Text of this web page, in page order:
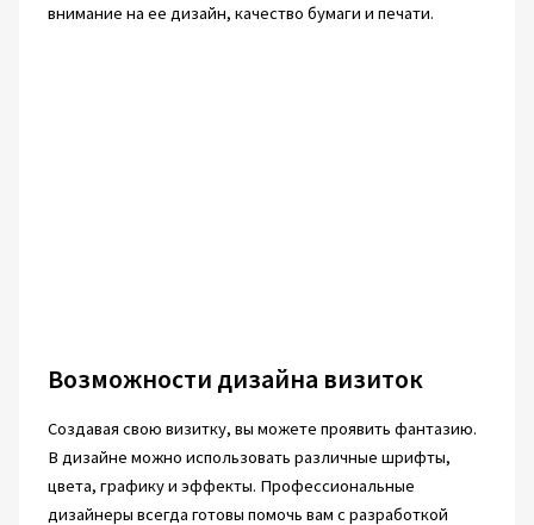
внимание на ее дизайн, качество бумаги и печати.
Возможности дизайна визиток
Создавая свою визитку, вы можете проявить фантазию.
В дизайне можно использовать различные шрифты,
цвета, графику и эффекты. Профессиональные
дизайнеры всегда готовы помочь вам с разработкой